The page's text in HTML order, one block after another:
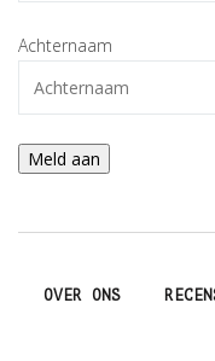
Achternaam
OVER ONS